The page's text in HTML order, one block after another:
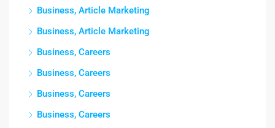
Business, Article Marketing
Business, Article Marketing
Business, Careers
Business, Careers
Business, Careers
Business, Careers